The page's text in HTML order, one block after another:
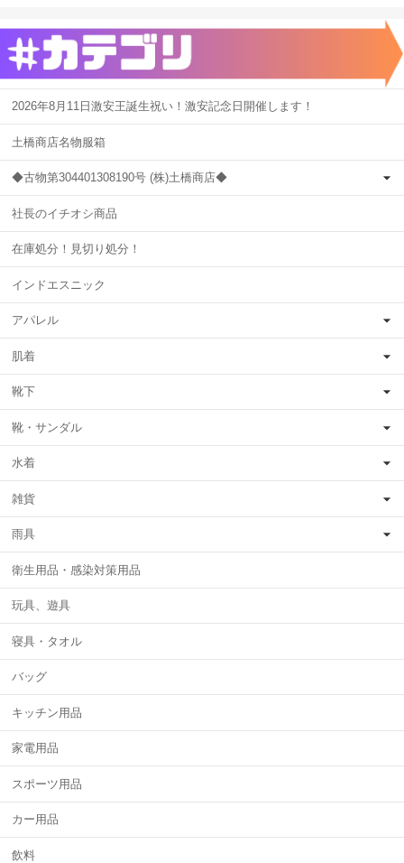
2026年8月11日激安王誕生祝い！激安記念日開催します！
土橋商店名物服箱
◆古物第304401308190号 (株)土橋商店◆
社長のイチオシ商品
在庫処分！見切り処分！
インドエスニック
アパレル
肌着
靴下
靴・サンダル
水着
雑貨
雨具
衛生用品・感染対策用品
玩具、遊具
寝具・タオル
バッグ
キッチン用品
家電用品
スポーツ用品
カー用品
飲料